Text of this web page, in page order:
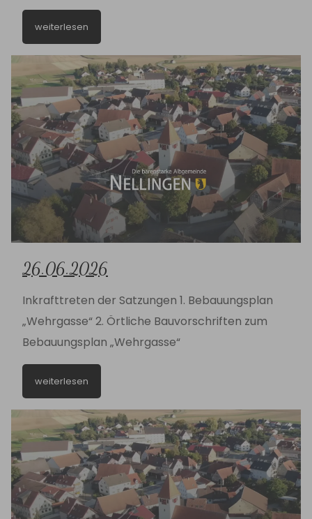
Bekanntmachung_Aufstellung_Türkheimer
Straße I.pdf
weiterlesen
26.06.2026
Inkrafttreten der Satzungen 1. Bebauungsplan
„Wehrgasse“ 2. Örtliche Bauvorschriften zum
Bebauungsplan „Wehrgasse“
weiterlesen